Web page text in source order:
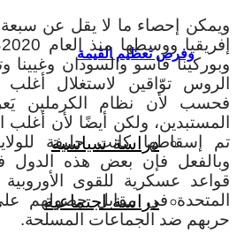
وفرص تعظيم القيمة
دراسة سياسية
دراسة اجتماعية
ويمكن إحصاء ما لا يقل عن سبعة
وبوركينا فاسو والسودان
الروس توّاقين لاستغلال أغلب
فحسب لأن نظام الكرملين
المستبدين، ولكن أيضًا لأن أغلب
تم إسقاطها كانت حليفة
وبالفعل فإن بعض هذه الدول
قواعد عسكرية للقوى
المتحدة في مقابل حصولهم
حربهم ضد الجماعات المسلحة.